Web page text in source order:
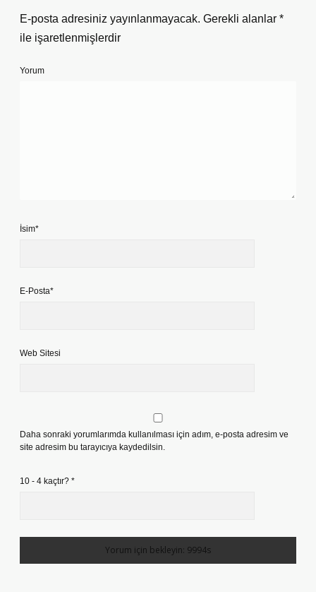
E-posta adresiniz yayınlanmayacak. Gerekli alanlar *
ile işaretlenmişlerdir
Yorum
İsim*
E-Posta*
Web Sitesi
Daha sonraki yorumlarımda kullanılması için adım, e-posta adresim ve
site adresim bu tarayıcıya kaydedilsin.
10 - 4 kaçtır? *